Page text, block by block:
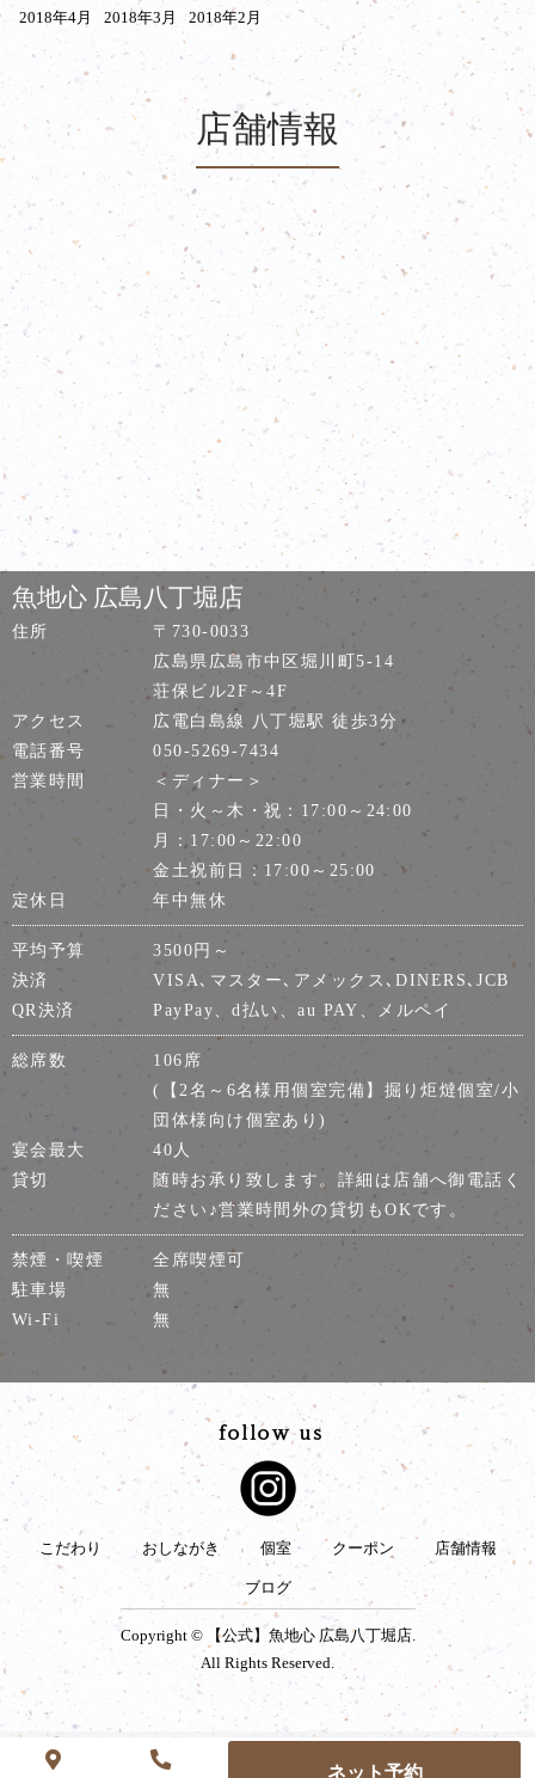
2018年4月
2018年3月 2018年2月
店舗情報
魚地心 広島八丁堀店
住所
〒730-0033
広島県広島市中区堀川町5-14
荘保ビル2F～4F
アクセス
広電白島線 八丁堀駅 徒歩3分
電話番号
050-5269-7434
営業時間
＜ディナー＞
日・火～木・祝：17:00～24:00
月：17:00～22:00
金土祝前日：17:00～25:00
定休日
年中無休
平均予算
3500円～
決済
VISA､マスター､アメックス､DINERS､JCB
QR決済
PayPay、d払い、au PAY、メルペイ
総席数
106席
(【2名～6名様用個室完備】掘り炬燵個室/小
団体様向け個室あり)
宴会最大
40人
貸切
随時お承り致します。詳細は店舗へ御電話く
ださい♪営業時間外の貸切もOKです。
禁煙・喫煙
全席喫煙可
駐車場
無
Wi-Fi
無
こだわり おしながき 個室 クーポン 店舗情報
ブログ
Copyright © 【公式】魚地心 広島八丁堀店.
All Rights Reserved.
ネット予約